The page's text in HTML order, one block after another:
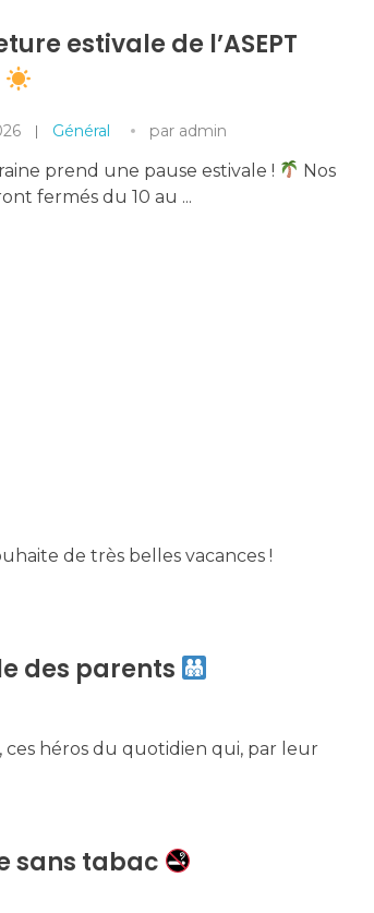
estivale de l’ASEPT
Général par admin
prend une pause estivale !
Nos
fermés du 10 au ...
de très belles vacances !
des parents
héros du quotidien qui, par leur
sans tabac